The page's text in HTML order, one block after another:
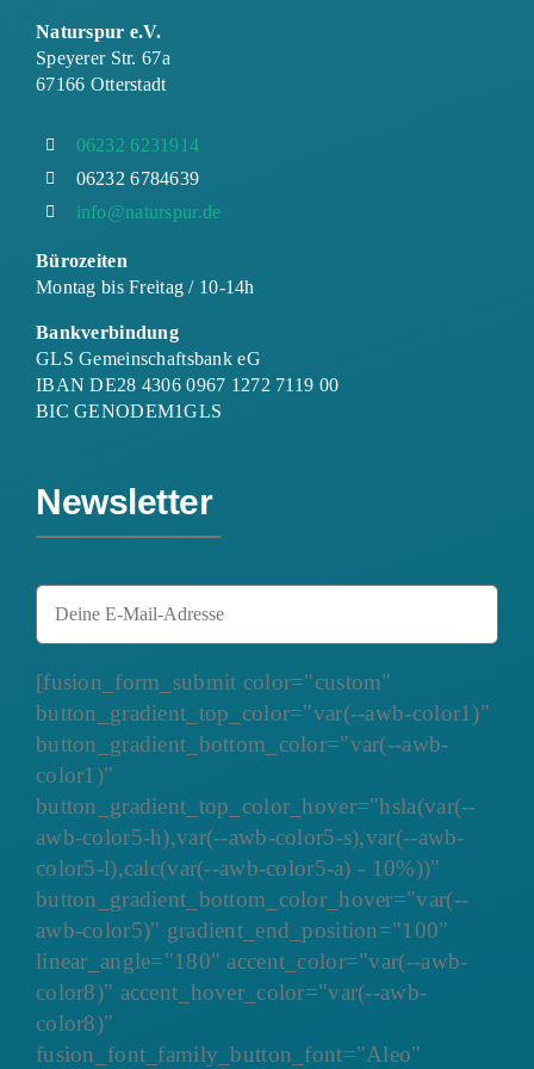
Naturspur e.V.
Speyerer Str. 67a
67166 Otterstadt
06232 6231914
06232 6784639
info@naturspur.de
Bürozeiten
Montag bis Freitag / 10-14h
Bankverbindung
GLS Gemeinschaftsbank eG
IBAN DE28 4306 0967 1272 7119 00
BIC GENODEM1GLS
Newsletter
[fusion_form_submit color="custom"
button_gradient_top_color="var(--awb-color1)"
button_gradient_bottom_color="var(--awb-
color1)"
button_gradient_top_color_hover="hsla(var(--
awb-color5-h),var(--awb-color5-s),var(--awb-
color5-l),calc(var(--awb-color5-a) - 10%))"
button_gradient_bottom_color_hover="var(--
awb-color5)" gradient_end_position="100"
linear_angle="180" accent_color="var(--awb-
color8)" accent_hover_color="var(--awb-
color8)"
fusion_font_family_button_font="Aleo"